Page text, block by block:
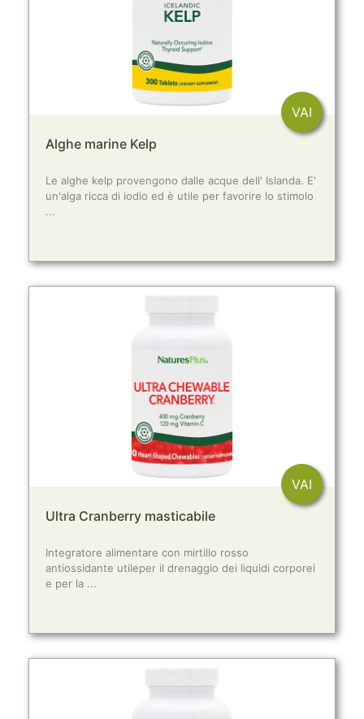
VAI
Alghe marine Kelp
Le alghe kelp provengono dalle acque dell' Islanda. E'
un'alga ricca di iodio ed è utile per favorire lo stimolo
...
VAI
Ultra Cranberry masticabile
Integratore alimentare con mirtillo rosso
antiossidante utileper il drenaggio dei liquidi corporei
e per la ...